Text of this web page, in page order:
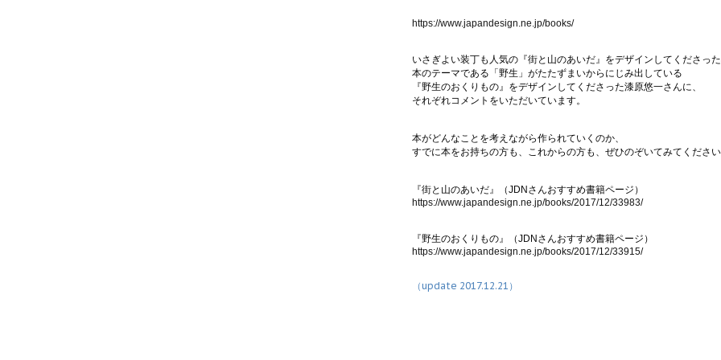
https://www.japandesign.ne.jp/books/
いさぎよい装丁も人気の『街と山のあいだ』をデザインしてくださった
本のテーマである「野生」がたたずまいからにじみ出している
『野生のおくりもの』をデザインしてくださった漆原悠一さんに、
それぞれコメントをいただいています。
本がどんなことを考えながら作られていくのか、
すでに本をお持ちの方も、これからの方も、ぜひのぞいてみてください
『街と山のあいだ』（JDNさんおすすめ書籍ページ）
https://www.japandesign.ne.jp/books/2017/12/33983/
『野生のおくりもの』（JDNさんおすすめ書籍ページ）
https://www.japandesign.ne.jp/books/2017/12/33915/
（update 2017.12.21）